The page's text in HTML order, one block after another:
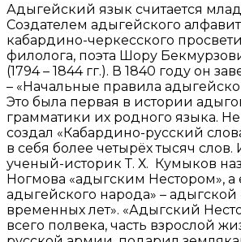
Адыгейский язык считается
Создателем адыгейского
кабардино-черкесского
филолога, поэта Шору
(1794 – 1844 гг.). В 1840 году он
– «Начальные правила
Это была первая в истории
грамматики их родного языка.
создал «Кабардино-русский
в себя более четырёх тысяч слов.
ученый-историк Т. Х. Кумыков
Ногмова «адыгским Нестором», а
адыгейского народа» – адыгской
временных лет». «Адыгский
всего полвека, часть взрослой